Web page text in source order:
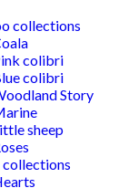
collections
colibri
colibri
Story
sheep